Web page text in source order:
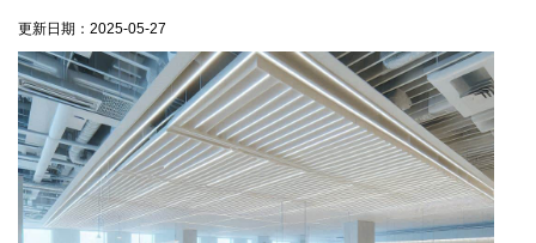
更新日期： 2025-05-27